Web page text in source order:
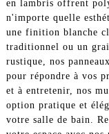
en lambris offrent
n'importe quelle
une finition blanche
traditionnel ou un
rustique, nos
pour répondre à vos
et à entretenir, nos
option pratique et
votre salle de bain.